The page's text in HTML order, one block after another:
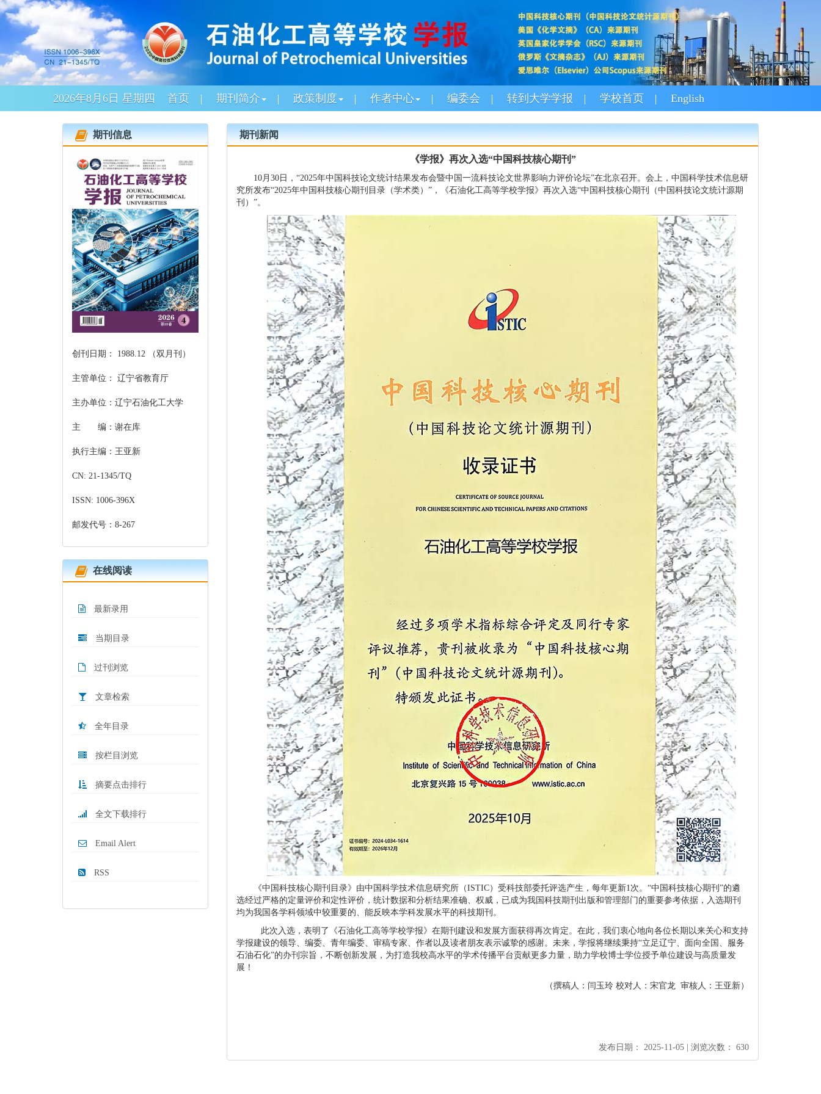
2026年8月6日 星期四 首页 期刊简介 政策制度 作者中心 编委会 转到大学学报 学校首页 English
期刊新闻
《学报》再次入选“中国科技核心期刊”
10月30 日，“2025年中国科技论文统计结果发布会暨中国一流科技论文世界影响力评价论坛”在北京召开。会上，中国科学技术信息研
究所发布“2025年中国科技核心期刊目录（学术类）” ，《石油化工高等学校学报》再次入选“中国科技核心期刊（中国科技论文统计源期
刊）”。
《中国科技核心期刊目录》由中国科学技术信息研究所（ISTIC）受科技部委托评选产生，每年更新1次。“中国科技核心期刊”的遴
选经过严格的定量评价和定性评价，统计数据和分析结果准确、权威，已成为我国科技期刊出版和管理部门的重要参考依据，入选期刊
均为我国各学科领域中较重要的、能反映本学科发展水平的科技期刊。
此次入选，表明了《石油化工高等学校学报》在期刊建设和发展方面获得再次肯定。在此，我们衷心地向各位长期以来关心和支持
学报建设的领导、编委、青年编委、审稿专家、作者以及读者朋友表示诚挚的感谢。未来，学报将继续秉持“立足辽宁、面向全国、服务
石油石化”的办刊宗旨，不断创新发展，为打造我校高水平的学术传播平台贡献更多力量，助力学校博士学位授予单位建设与高质量发
展！
（撰稿人：闫玉玲 校对人：宋官龙 审核人：王亚新）
发布日期： 2025-11-05 | 浏览次数： 630
期刊信息
创刊日期： 1988.12 （双月刊）
主管单位： 辽宁省教育厅
主办单位：辽宁石油化工大学
主 编：谢在库
执行主编：王亚新
CN: 21-1345/TQ
ISSN: 1006-396X
邮发代号：8-267
在线阅读
最新录用
当期目录
过刊浏览
文章检索
全年目录
按栏目浏览
摘要点击排行
全文下载排行
Email Alert
RSS